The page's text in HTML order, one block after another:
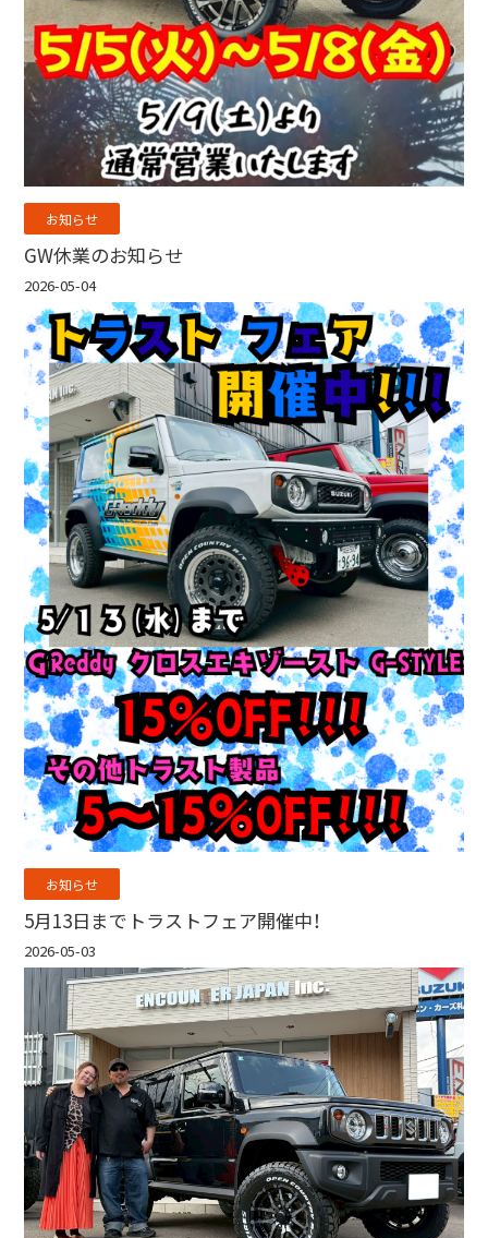
お知らせ
GW休業のお知らせ
2026-05-04
お知らせ
5月13日までトラストフェア開催中！
2026-05-03